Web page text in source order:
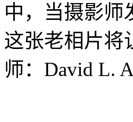
中，当摄影师
这张老相片将
师：David L.